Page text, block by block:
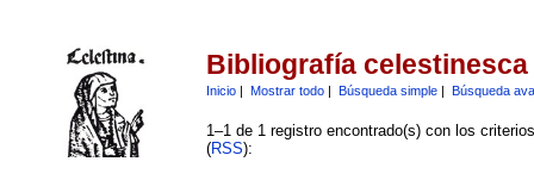
Bibliografía celestinesca
Inicio| Mostrar todo| Búsqueda simple| Búsqueda
1–1 de 1 registro encontrado(s) con los
(RSS):